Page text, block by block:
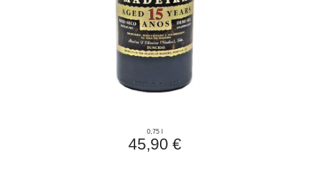
0,75 l
45,90 €